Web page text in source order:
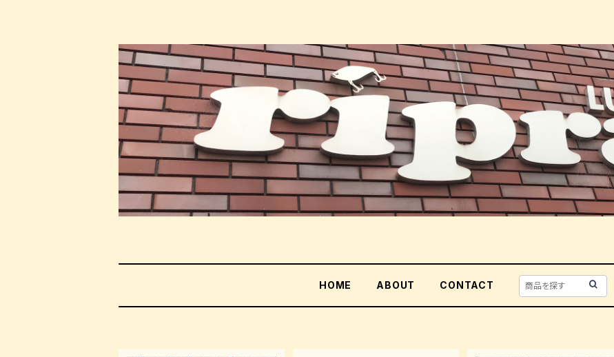
HOME ABOUT CONTACT